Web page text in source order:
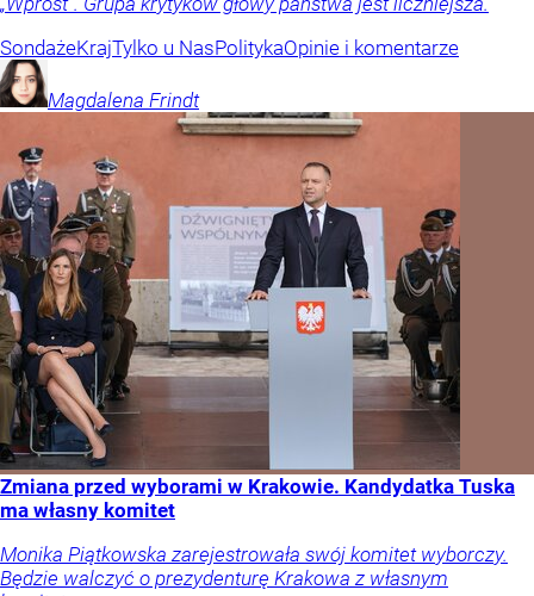
SondażeKrajTylko u NasPolitykaOpinie i komentarze
Magdalena Frindt
Zmiana przed wyborami w Krakowie. Kandydatka Tuska
ma własny komitet
Monika Piątkowska zarejestrowała swój komitet wyborczy.
Będzie walczyć o prezydenturę Krakowa z własnym